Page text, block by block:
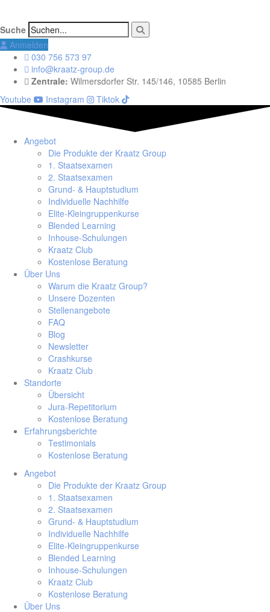
Suche
Anmelden
030 756 573 97
info@kraatz-group.de
Zentrale: Wilmersdorfer Str. 145/146, 10585 Berlin
Youtube
Instagram Tiktok
Angebot
Die Produkte der Kraatz Group
1. Staatsexamen
2. Staatsexamen
Grund- & Hauptstudium
Individuelle Nachhilfe
Elite-Kleingruppenkurse
Blended Learning
Inhouse-Schulungen
Kraatz Club
Kostenlose Beratung
Über Uns
Warum die Kraatz Group?
Unsere Dozenten
Stellenangebote
FAQ
Blog
Newsletter
Crashkurse
Kraatz Club
Standorte
Übersicht
Jura-Repetitorium
Kostenlose Beratung
Erfahrungsberichte
Testimonials
Kostenlose Beratung
Angebot
Die Produkte der Kraatz Group
1. Staatsexamen
2. Staatsexamen
Grund- & Hauptstudium
Individuelle Nachhilfe
Elite-Kleingruppenkurse
Blended Learning
Inhouse-Schulungen
Kraatz Club
Kostenlose Beratung
Über Uns